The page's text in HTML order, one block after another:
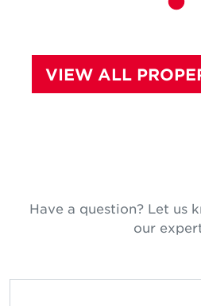
VIEW ALL
Have a question? Let us
our